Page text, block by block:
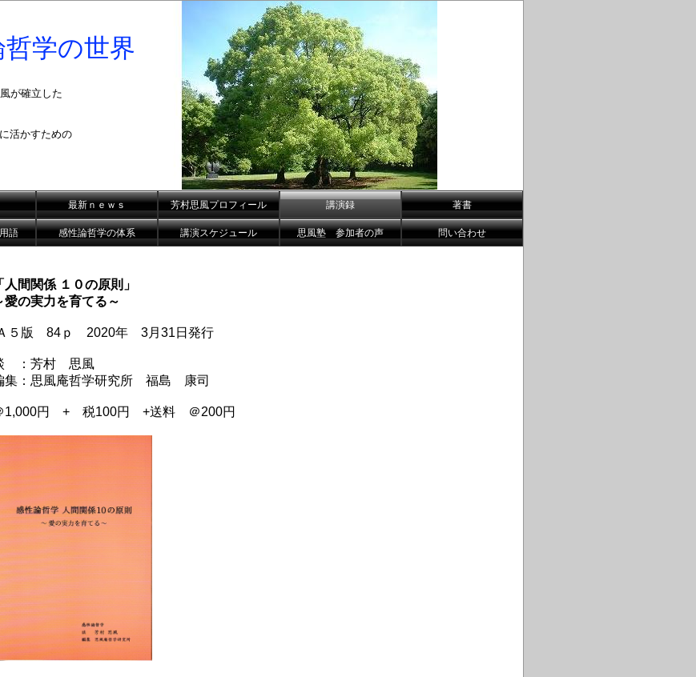
学の世界
が確立した
活かすための
最新ｎｅｗｓ 芳村思風プロフィール 講演録 著書
語 感性論哲学の体系 講演スケジュール 思風塾 参加者の声 問い合わせ
人間関係 １０の原則」
愛の実力を育てる～
５版 84ｐ 2020年 3月31日発行
：芳村 思風
集：思風庵哲学研究所 福島 康司
1,000円 + 税100円 +送料 ＠200円